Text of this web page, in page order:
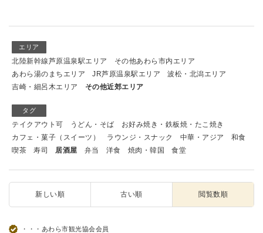
エリア
北陸新幹線芦原温泉駅エリア
その他あわら市内エリア
あわら湯のまちエリア
JR芦原温泉駅エリア
波松・北潟エリア
吉崎・細呂木エリア
その他近郊エリア
タグ
テイクアウト可 うどん・そば
お好み焼き・鉄板焼・たこ焼き
カフェ・菓子（スイーツ）
ラウンジ・スナック 中華・アジア
和食
喫茶
寿司 居酒屋 弁当 洋食 焼肉・韓国 食堂
新しい順 古い順 閲覧数順
・・・あわら市観光協会会員